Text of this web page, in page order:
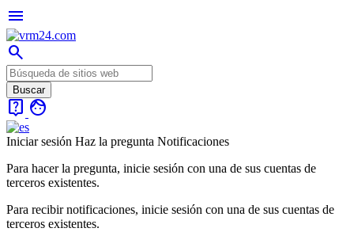
menu
search
live_help face
Iniciar sesión Haz la pregunta Notificaciones
Para hacer la pregunta, inicie sesión con una de sus cuentas de
terceros existentes.
Para recibir notificaciones, inicie sesión con una de sus cuentas de
terceros existentes.